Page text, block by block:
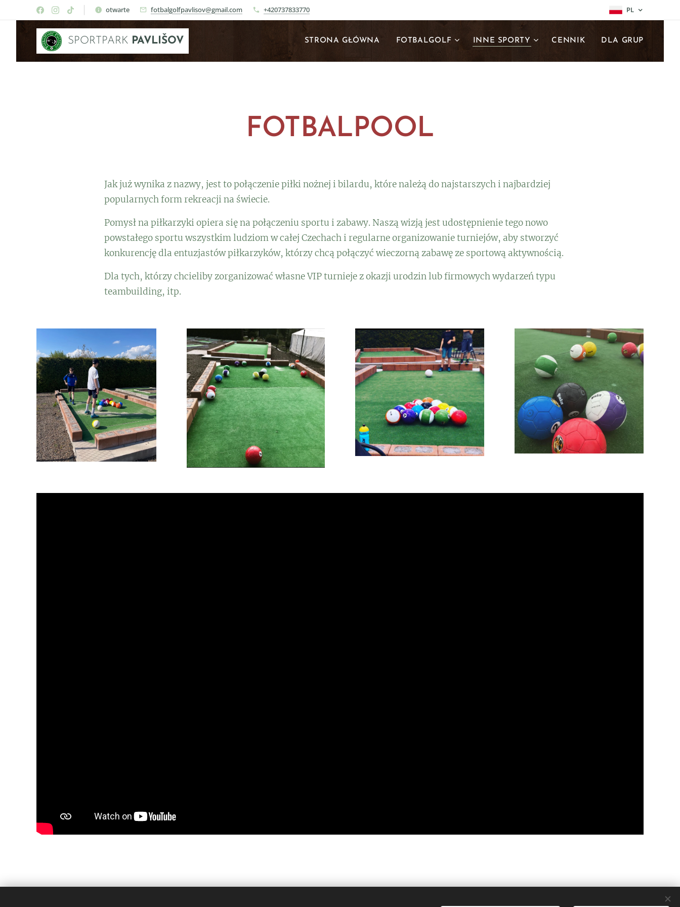
otwarte fotbalgolfpavlisov@gmail.com +420737833770 PL
SPORTPARK PAVLIŠOV STRONA GŁÓWNA FOTBALGOLF INNE SPORTY CENNIK DLA GRUP
FOTBALPOOL
Jak już wynika z nazwy, jest to połączenie piłki nożnej i bilardu, które należą do najstarszych i najbardziej
popularnych form rekreacji na świecie.
Pomysł na piłkarzyki opiera się na połączeniu sportu i zabawy. Naszą wizją jest udostępnienie tego nowo
powstałego sportu wszystkim ludziom w całej Czechach i regularne organizowanie turniejów, aby stworzyć
konkurencję dla entuzjastów piłkarzyków, którzy chcą połączyć wieczorną zabawę ze sportową aktywnością.
Dla tych, którzy chcieliby zorganizować własne VIP turnieje z okazji urodzin lub firmowych wydarzeń typu
teambuilding, itp.